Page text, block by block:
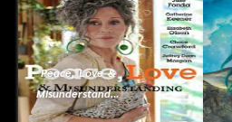
Peace, Love &
Misunderstandin
g (2011) อุ่นไอรัก